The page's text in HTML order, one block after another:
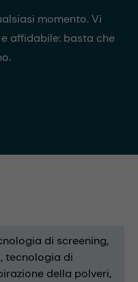
momento. Vi
affidabile: basta che
di screening
tecnologia di
della polveri